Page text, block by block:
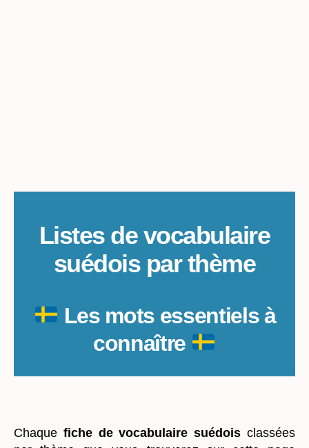
Listes de vocabulaire
suédois par thème
Les mots essentiels à
connaître
Chaque fiche de vocabulaire suédoisclassées